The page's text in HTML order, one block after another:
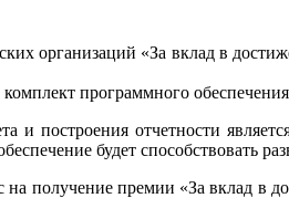
организаций «За вклад в
программного
и построения отчетности
будет способствовать
получение премии «За вклад в